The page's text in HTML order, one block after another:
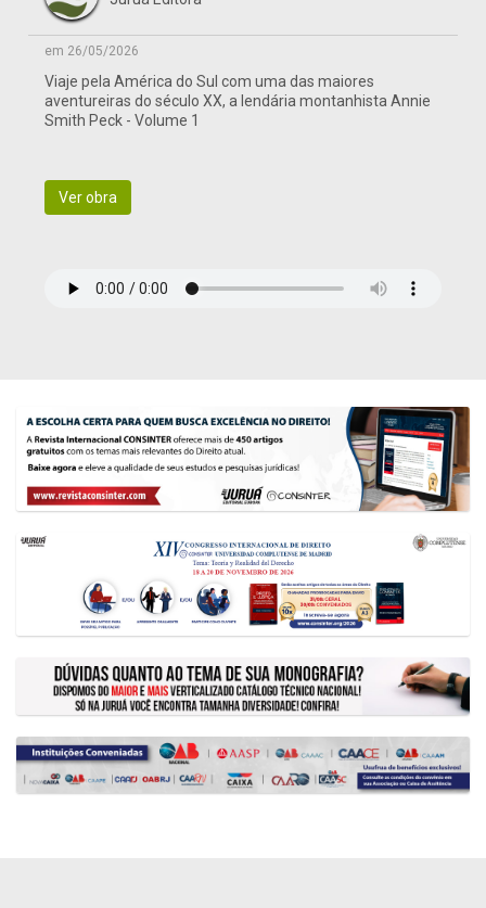
em 26/05/2026
Viaje pela América do Sul com uma das maiores
aventureiras do século XX, a lendária montanhista Annie
Smith Peck - Volume 1
Ver obra